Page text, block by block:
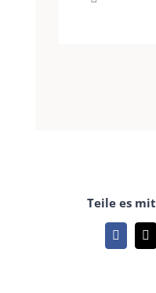
Teile es
Facebook
X